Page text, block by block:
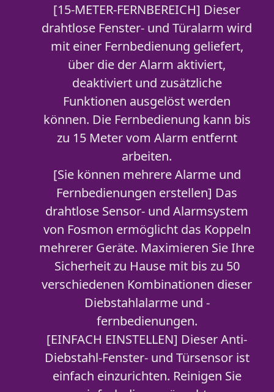
[15-METER-FERNBEREICH] Dieser
drahtlose Fenster- und Türalarm wird
mit einer Fernbedienung geliefert,
über die der Alarm aktiviert,
deaktiviert und zusätzliche
Funktionen ausgelöst werden
können. Die Fernbedienung kann bis
zu 15 Meter vom Alarm entfernt
arbeiten.
[Sie können mehrere Alarme und
Fernbedienungen erstellen] Das
drahtlose Sensor- und Alarmsystem
von Fosmon ermöglicht das Koppeln
mehrerer Geräte. Maximieren Sie Ihre
Sicherheit zu Hause mit bis zu 50
verschiedenen Kombinationen dieser
Diebstahlalarme und -
fernbedienungen.
[EINFACH EINSTELLEN] Dieser Anti-
Diebstahl-Fenster- und Türsensor ist
einfach einzurichten. Reinigen Sie